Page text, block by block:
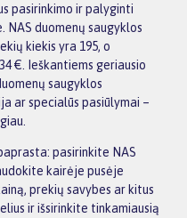
pasirinkimo ir palyginti
duomenų saugyklos
kiekis yra 195, o
€. Ieškantiems geriausio
saugyklos
ar specialūs pasiūlymai –
pasirinkite NAS
kairėje pusėje
prekių savybes ar kitus
ir išsirinkite tinkamiausią